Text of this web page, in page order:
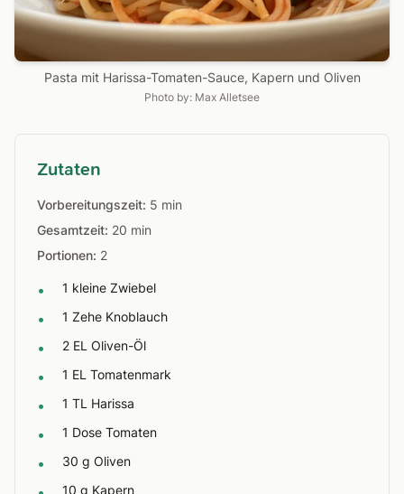
Pasta mit Harissa-Tomaten-Sauce, Kapern und Oliven
Photo by: Max Alletsee
Zutaten
Vorbereitungszeit: 5 min
Gesamtzeit: 20 min
Portionen: 2
• 1 kleine Zwiebel
• 1 Zehe Knoblauch
• 2 EL Oliven-Öl
• 1 EL Tomatenmark
• 1 TL Harissa
• 1 Dose Tomaten
• 30 g Oliven
10 g Kapern